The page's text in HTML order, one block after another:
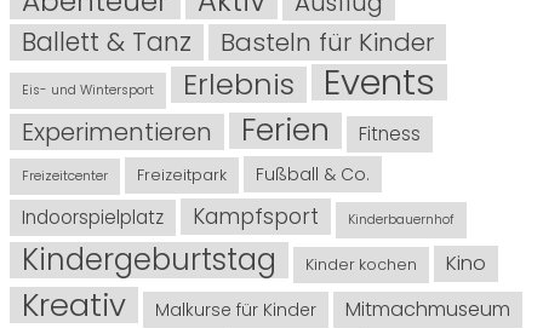
Ballett & Tanz Basteln für Kinder
Eis- und Wintersport Erlebnis Events
Experimentieren Ferien Fitness
Freizeitcenter Freizeitpark Fußball & Co.
Indoorspielplatz Kampfsport Kinderbauernhof
Kindergeburtstag Kinder kochen Kino
Kreativ Malkurse für Kinder Mitmachmuseum